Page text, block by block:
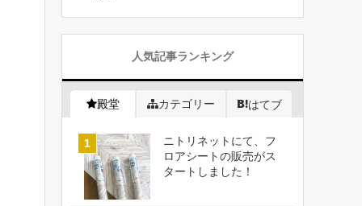
人気記事ランキング
殿堂 カテゴリー はてブ
ニトリネットにて、フ
ロアシートの販売がス
タートしました！